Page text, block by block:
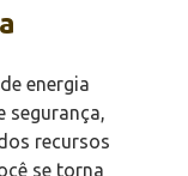
energia
segurança,
recursos
se torna